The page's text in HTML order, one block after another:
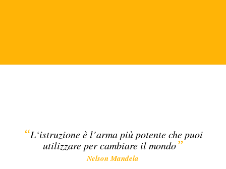
“L‘istruzione è l’arma più potente che puoi
utilizzare per cambiare il mondo”
Nelson Mandela